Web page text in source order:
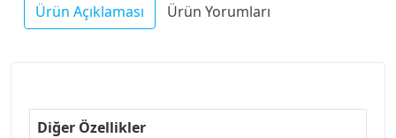
Ürün Açıklaması Ürün Yorumları
Diğer Özellikler